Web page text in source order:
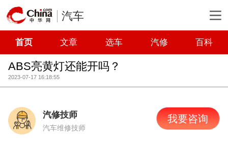
汽车
首页 文章 选车 汽修 百科
ABS亮黄灯还能开吗？
2023-07-17 16:18:55
汽修技师
汽车维修技师
我要咨询